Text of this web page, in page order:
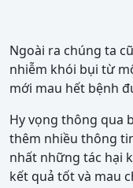
Ngoài ra chúng ta
nhiễm khói bụi từ
mới mau hết bệnh
Hy vọng thông qua
thêm nhiều thông
nhất những tác hại
kết quả tốt và mau